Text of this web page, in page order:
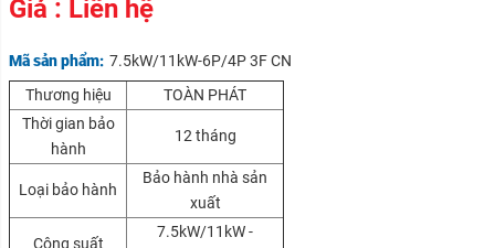
Giá : Liên hệ
Mã sản phẩm: 7.5kW/11kW-6P/4P 3F CN
Thương hiệu
TOÀN PHÁT
Thời gian bảo
hành
12 tháng
Loại bảo hành
Bảo hành nhà sản
xuất
Công suất
7.5kW/11kW -